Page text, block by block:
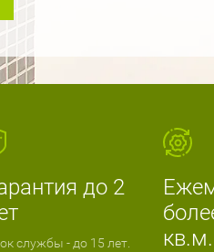
до 2
службы - до 15 лет.
кв.м.